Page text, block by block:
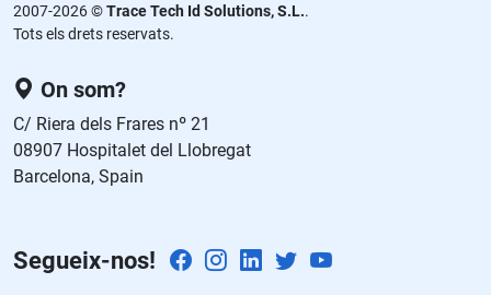
ej
e
st
e
c
a
o
2007-2026 ©Trace Tech Id Solutions, S.L..
Tots els drets reservats.
On som?
C/ Riera dels Frares nº 21
08907 Hospitalet del Llobregat
Barcelona, Spain
Segueix-nos!